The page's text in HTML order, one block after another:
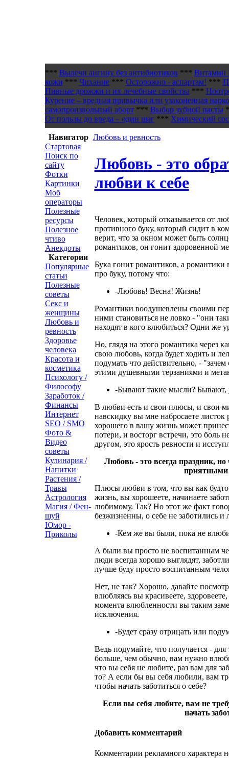
*** Вылечи ангину без антибиотиков *** Витамин
кожи *** Чихание*** Осторожно - аспартам! ***
Пивные дрожжи и их лечебные свойства ***
Курение – вредная привычка или узаконенная
самопроизвольный аборт*** Выбор зубной пасты
От пользы до вреда – один шаг*** Химический
Навигатор
Стартовая
Поиск по
сайту
Фотки
Картинки
Моб
операторы
Полезные
ресурсы
Полезное
чтиво
Анекдоты
Категории
Популярные
статьи
Полезные
советы
Секс и
женщины
Любовь и
ревность
Здоровье
человека
Красота и
косметика
Психологу /
Философу
Заработок /
Финансы
Интернет
SEO / SMO
Фото &
Видео
советы
Кулинария /
Напитки
Растения /
Травы
Астрология
Магия / Фен-
шуй
Юмор -
Приколы
Любовь и ревность
Любовь - это
любви к себе
Человек, который отказывается от
противного буку, который сидит в
верит, что за окном может быть
романтиков, он гонит здоровенной
Бука гонит романтиков, а
про буку, потому что:
-Любовь! Весна! Жизнь!
Романтики воодушевлены своими
ними становиться не ловко - "они
находят в кого влюбиться? Одни же
Но, глядя на этого романтика через
свою любовь, когда будет ходить и
подумать что действительно, -
этими душевными терзаниями и
-Бывают такие мысли? Бывают,
В любви есть и свои плюсы, и свои
навскидку вы мне набросаете
хорошего в вашу жизнь может
потери, и восторг встречи, это боль
другом, это ярость ревности и
Любовь - это всегда праздник,
приятными
Плюсы любви в том, что вы как будто
жизнь, вы хорошеете, начинаете
любимому. Так? Но этот же факт
безжизненны, о себе не заботились и
-Кем же вы были, пока не
А были вы просто не воспитанным
люди всегда хорошо выглядят,
лучше буду просто воспитанным
Нет, не так? Хорошо, давайте
влюбляясь вы красивеете,
момента влюбленности вы таким
исключения.
-Будет сразу отрицать или
Ведь подумайте, что получается - для
больше, чем обычно, вам нужно
что вы себя не любите, раз вам для
то? А если бы вы себя любили, вам
чтобы начать заботиться о себе?
Если вы себя любите, вам не
начать
Добавить комментарий
Комментарии рекламного характера